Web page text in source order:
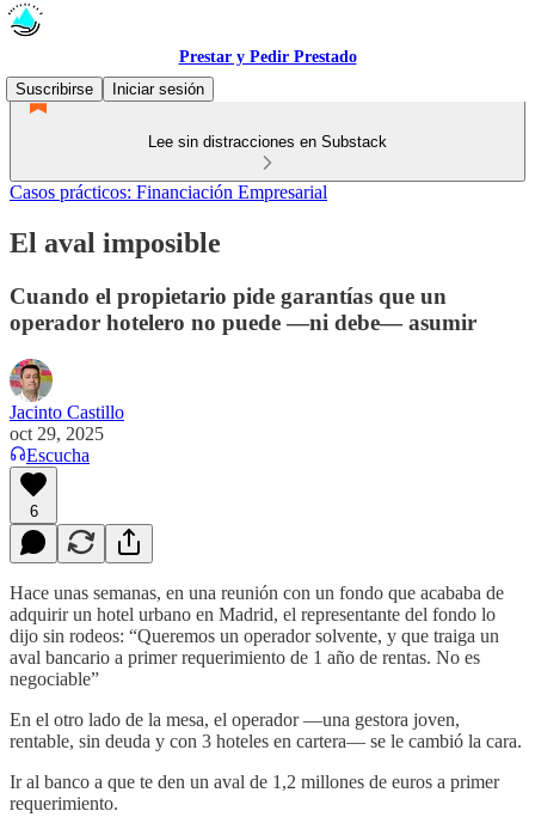
Prestar y Pedir Prestado
Suscribirse
Iniciar sesión
Lee sin distracciones en Substack
Casos prácticos: Financiación Empresarial
El aval imposible
Cuando el propietario pide garantías que un
operador hotelero no puede —ni debe— asumir
Jacinto Castillo
oct 29, 2025
Escucha
6
Hace unas semanas, en una reunión con un fondo que acababa de
adquirir un hotel urbano en Madrid, el representante del fondo lo
dijo sin rodeos: “Queremos un operador solvente, y que traiga un
aval bancario a primer requerimiento de 1 año de rentas. No es
negociable”
En el otro lado de la mesa, el operador —una gestora joven,
rentable, sin deuda y con 3 hoteles en cartera— se le cambió la cara.
Ir al banco a que te den un aval de 1,2 millones de euros a primer
requerimiento.